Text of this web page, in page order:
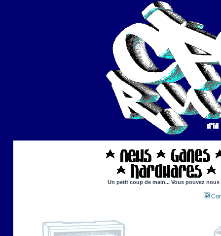
Un petit coup de main... Vous pouvez